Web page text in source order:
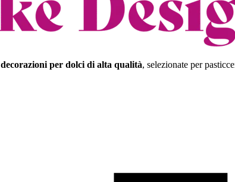
decorazioni per dolci di alta qualità, selezionate per